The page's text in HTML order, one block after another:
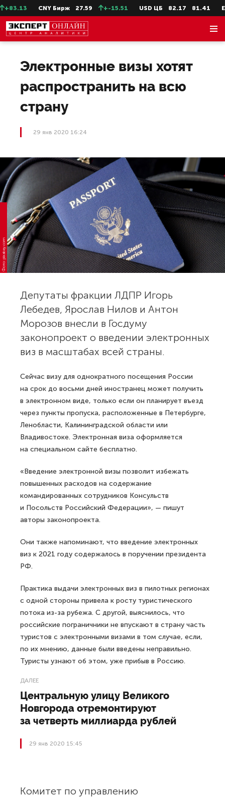
CNY Бирж 27.59 +-15.51 USD ЦБ 82.17 81.41
Электронные визы хотят
распространить на всю
страну
29 янв 2020 16:24
Фото: pixabay.com
Депутаты фракции ЛДПР Игорь
Лебедев, Ярослав Нилов и Антон
Морозов внесли в Госдуму
законопроект о введении электронных
виз в масштабах всей страны.
Сейчас визу для однократного посещения России
на срок до восьми дней иностранец может получить
в электронном виде, только если он планирует въезд
через пункты пропуска, расположенные в Петербурге,
Ленобласти, Калининградской области или
Владивостоке. Электронная виза оформляется
на специальном сайте бесплатно.
«Введение электронной визы позволит избежать
повышенных расходов на содержание
командированных сотрудников Консульств
и Посольств Российский Федерации», — пишут
авторы законопроекта.
Они также напоминают, что введение электронных
виз к 2021 году содержалось в поручении президента
РФ.
Практика выдачи электронных виз в пилотных регионах
с одной стороны привела к росту туристического
потока из-за рубежа. С другой, выяснилось, что
российские пограничники не впускают в страну часть
туристов с электронными визами в том случае, если,
по их мнению, данные были введены неправильно.
Туристы узнают об этом, уже прибыв в Россию.
ДАЛЕЕ
Центральную улицу Великого
Новгорода отремонтируют
за четверть миллиарда рублей
29 янв 2020 15:45
Комитет по управлению